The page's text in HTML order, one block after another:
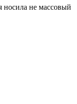
носила не массовый